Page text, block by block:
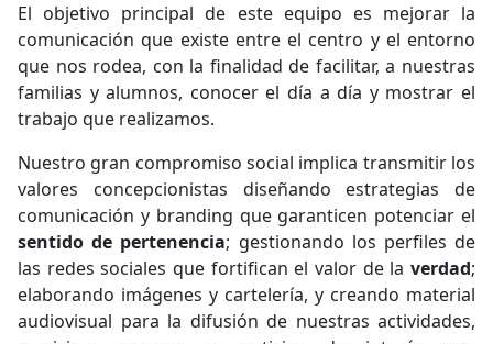
El objetivo principal de este equipo es mejorar la
comunicación que existe entre el centro y el entorno
que nos rodea, con la finalidad de facilitar, a nuestras
familias y alumnos, conocer el día a día y mostrar el
trabajo que realizamos.
Nuestro gran compromiso social implica transmitir los
valores concepcionistas diseñando estrategias de
comunicación y branding que garanticen potenciar el
sentido de pertenencia; gestionando los perfiles de
las redes sociales que fortifican el valor de la verdad;
elaborando imágenes y cartelería, y creando material
audiovisual para la difusión de nuestras actividades,